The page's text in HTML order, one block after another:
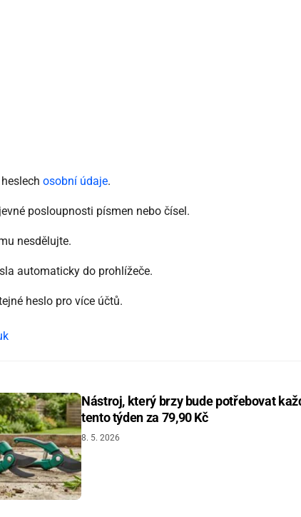
osobní údaje.
posloupnosti písmen nebo čísel.
nesdělujte.
automaticky do prohlížeče.
heslo pro více účtů.
Nástroj, který brzy bude potřebovat
tento týden za 79,90 Kč
8. 5. 2026